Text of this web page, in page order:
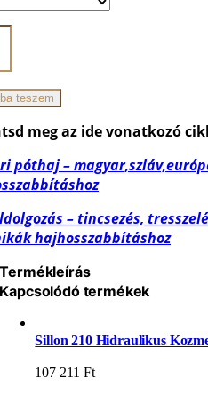
teszem
meg az ide vonatkozó
póthaj –
– tincsezés,
hajhosszabbításhoz
Termékleírás
Kapcsolódó termékek
Sillon 210 Hidraulikus
107 211Ft